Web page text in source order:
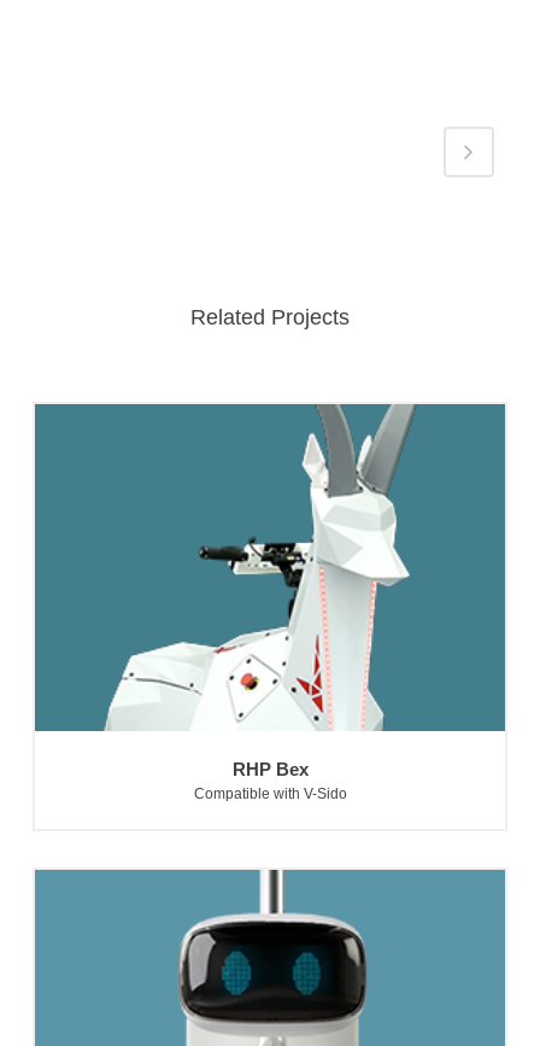
Related Projects
RHP Bex
Compatible with V-Sido